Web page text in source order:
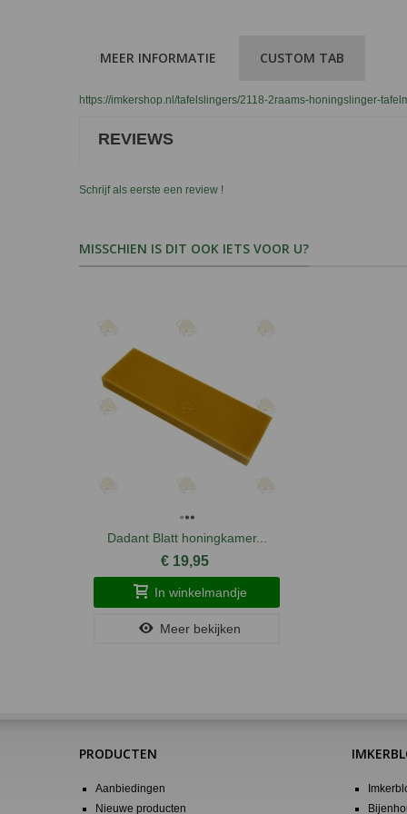
MEER INFORMATIE CUSTOM TAB
https://imkershop.nl/tafelslingers/2118-2raams-honingslinger-
REVIEWS
Schrijf als eerste een review !
MISSCHIEN IS DIT OOK IETS VOOR U?
Dadant Blatt honingkamer...
€ 19,95
In winkelmandje
Meer bekijken
PRODUCTEN
Aanbiedingen
Nieuwe producten